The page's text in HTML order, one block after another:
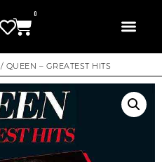
0
/ QUEEN – GREATEST HITS